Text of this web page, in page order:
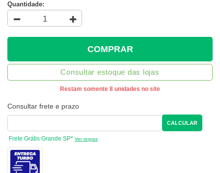
Quantidade:
COMPRAR
Consultar estoque das lojas
Restam somente 8 unidades no site
Consultar frete e prazo
CALCULAR
Frete Grátis Grande SP* Ver regras